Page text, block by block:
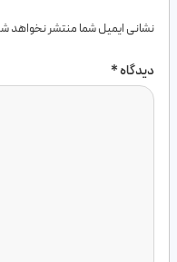
نشانی ایمیل شما منتشر نخواهد
دیدگاه*